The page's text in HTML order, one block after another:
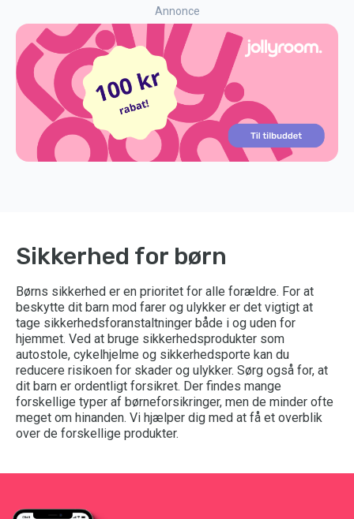
Annonce
Sikkerhed for børn
Børns sikkerhed er en prioritet for alle forældre. For at
beskytte dit barn mod farer og ulykker er det vigtigt at
tage sikkerhedsforanstaltninger både i og uden for
hjemmet. Ved at bruge sikkerhedsprodukter som
autostole, cykelhjelme og sikkerhedsporte kan du
reducere risikoen for skader og ulykker. Sørg også for, at
dit barn er ordentligt forsikret. Der findes mange
forskellige typer af børneforsikringer, men de minder ofte
meget om hinanden. Vi hjælper dig med at få et overblik
over de forskellige produkter.